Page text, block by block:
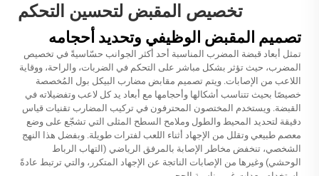
تخصيص المقبض لتحسين التحكم
تصميم المقبض الوظيفي وتحديد أحجامه
تمثل أبعاد قبضة المضرب المناسبة أحد أكثر الجوانب حسّاسيةً في تخصيص
المضرب، حيث تؤثر بشكل مباشر على التحكم في الضربات، والراحة، ووقاية
اللاعب من الإصابات. ويتم تصميم مقابض مضارب البيكل بول المُخصصة
خصيصًا بحيث تتناسب أشكالها وأحجامها مع أبعاد يد كل لاعب وتفضيلاته في
القبضة. ويستخدم المختصون المحترفون في تركيب المضارب تقنيات قياس
دقيقة لتحديد المحيط والطول وملامح السطح المثلى التي تشجّع على وضع
معصم طبيعي وتقلل من الإجهاد أثناء اللعب لفترات طويلة. وبفضل هذا النهج
الشخصي، تنخفض مخاطر الإصابة بالمرفق الرياضي (التهاب الرباط
الوحشي) وغيرها من الإصابات الناتجة عن الإجهاد المتكرر، والتي ترتبط عادةً